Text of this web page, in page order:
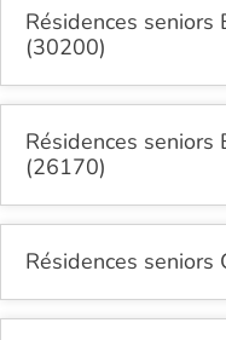
Résidences seniors
(30200)
Résidences
(26170)
Résidences